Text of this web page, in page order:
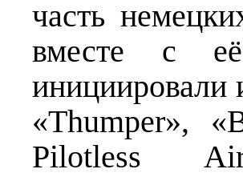
часть
вместе с
инициировали
«Thumper»,
Pilotless